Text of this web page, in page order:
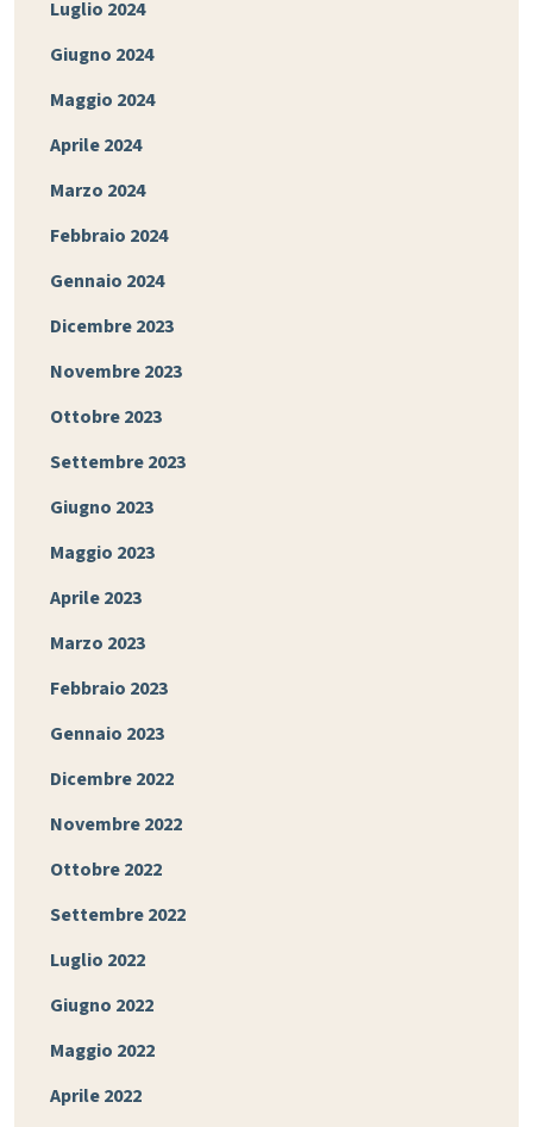
Luglio 2024
Giugno 2024
Maggio 2024
Aprile 2024
Marzo 2024
Febbraio 2024
Gennaio 2024
Dicembre 2023
Novembre 2023
Ottobre 2023
Settembre 2023
Giugno 2023
Maggio 2023
Aprile 2023
Marzo 2023
Febbraio 2023
Gennaio 2023
Dicembre 2022
Novembre 2022
Ottobre 2022
Settembre 2022
Luglio 2022
Giugno 2022
Maggio 2022
Aprile 2022